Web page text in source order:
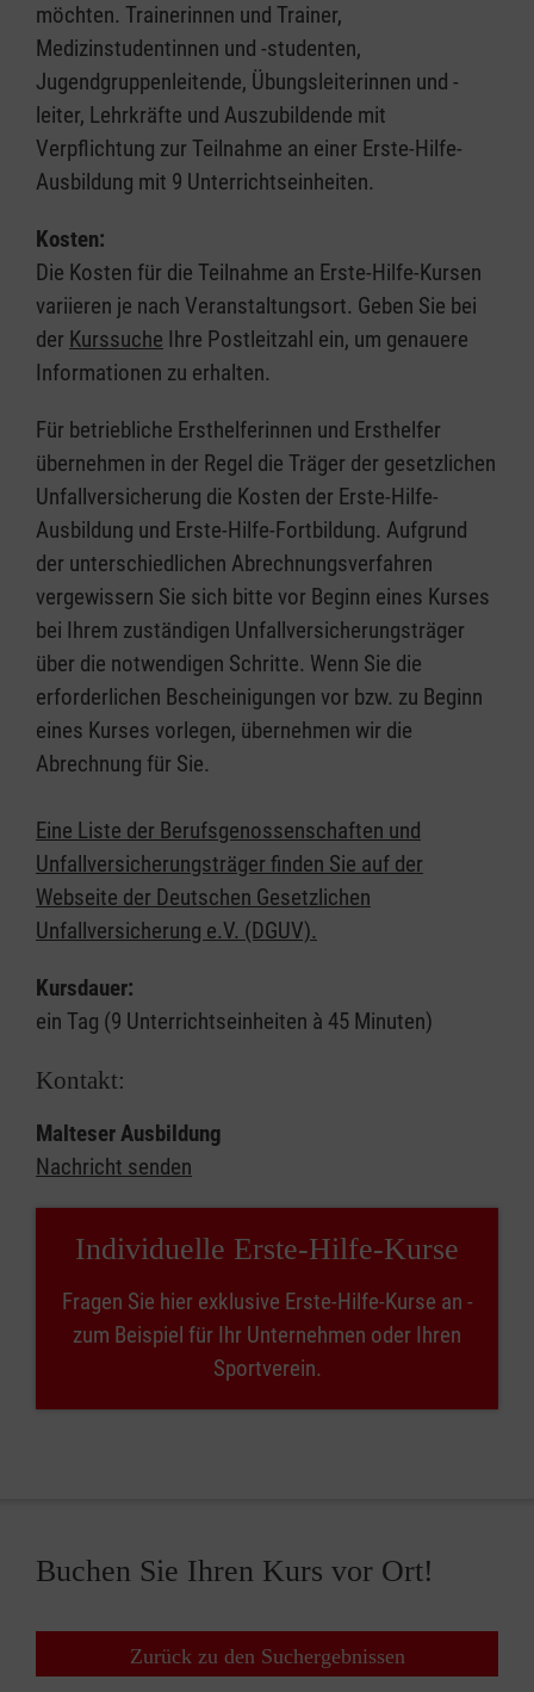
möchten. Trainerinnen und Trainer,
Medizinstudentinnen und -studenten,
Jugendgruppenleitende, Übungsleiterinnen und -
leiter, Lehrkräfte und Auszubildende mit
Verpflichtung zur Teilnahme an einer Erste-Hilfe-
Ausbildung mit 9 Unterrichtseinheiten.
Kosten:
Die Kosten für die Teilnahme an Erste-Hilfe-Kursen
variieren je nach Veranstaltungsort. Geben Sie bei
der Kurssuche Ihre Postleitzahl ein, um genauere
Informationen zu erhalten.
Für betriebliche Ersthelferinnen und Ersthelfer
übernehmen in der Regel die Träger der gesetzlichen
Unfallversicherung die Kosten der Erste-Hilfe-
Ausbildung und Erste-Hilfe-Fortbildung. Aufgrund
der unterschiedlichen Abrechnungsverfahren
vergewissern Sie sich bitte vor Beginn eines Kurses
bei Ihrem zuständigen Unfallversicherungsträger
über die notwendigen Schritte. Wenn Sie die
erforderlichen Bescheinigungen vor bzw. zu Beginn
eines Kurses vorlegen, übernehmen wir die
Abrechnung für Sie.
Eine Liste der Berufsgenossenschaften und
Unfallversicherungsträger finden Sie auf der
Webseite der Deutschen Gesetzlichen
Unfallversicherung e.V. (DGUV).
Kursdauer:
ein Tag (9 Unterrichtseinheiten à 45 Minuten)
Kontakt:
Malteser Ausbildung
Nachricht senden
Individuelle Erste-Hilfe-Kurse
Fragen Sie hier exklusive Erste-Hilfe-Kurse an -
zum Beispiel für Ihr Unternehmen oder Ihren
Sportverein.
Buchen Sie Ihren Kurs vor Ort!
Zurück zu den Suchergebnissen